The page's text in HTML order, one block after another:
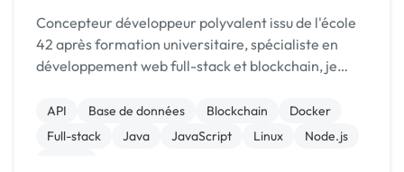
Concepteur développeur polyvalent issu de l'école
42 après formation universitaire, spécialiste en
développement web full-stack et blockchain, je
d'applications décentralisées de mes clients au plus
pr...
API Base de données Blockchain
Docker
Full-stack
Java JavaScript Linux
Node.js